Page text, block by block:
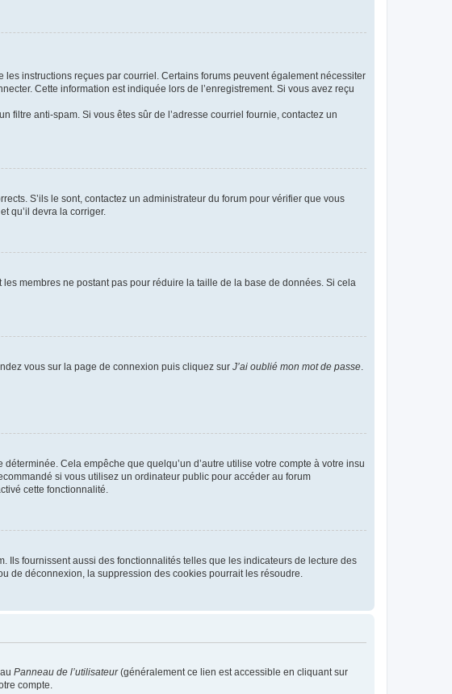
instructions reçues par courriel. Certains forums peuvent également nécessiter
Cette information est indiquée lors de l’enregistrement. Si vous avez reçu
filtre anti-spam. Si vous êtes sûr de l’adresse courriel fournie, contactez un
S’ils le sont, contactez un administrateur du forum pour vérifier que vous
qu’il devra la corriger.
membres ne postant pas pour réduire la taille de la base de données. Si cela
vous sur la page de connexion puis cliquez sur J’ai oublié mon mot de passe.
Cela empêche que quelqu’un d’autre utilise votre compte à votre insu
si vous utilisez un ordinateur public pour accéder au forum
cette fonctionnalité.
Ils fournissent aussi des fonctionnalités telles que les indicateurs de lecture des
de déconnexion, la suppression des cookies pourrait les résoudre.
Panneau de l’utilisateur(généralement ce lien est accessible en cliquant sur
compte.